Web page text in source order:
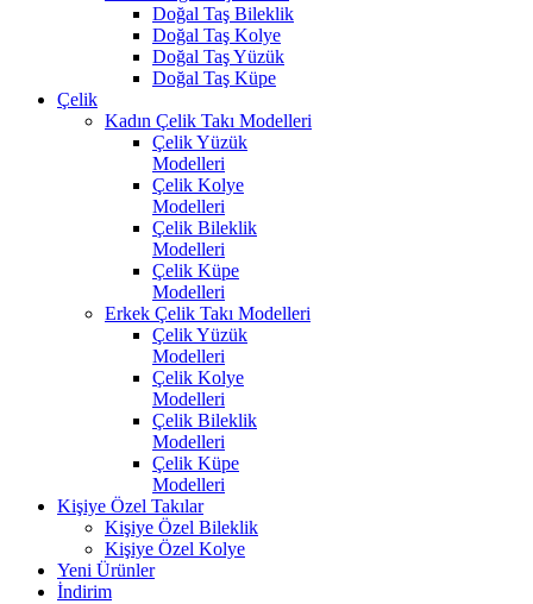
Doğal Taş Bileklik
Doğal Taş Kolye
Doğal Taş Yüzük
Doğal Taş Küpe
Çelik
Kadın Çelik Takı Modelleri
Çelik Yüzük
Modelleri
Çelik Kolye
Modelleri
Çelik Bileklik
Modelleri
Çelik Küpe
Modelleri
Erkek Çelik Takı Modelleri
Çelik Yüzük
Modelleri
Çelik Kolye
Modelleri
Çelik Bileklik
Modelleri
Çelik Küpe
Modelleri
Kişiye Özel Takılar
Kişiye Özel Bileklik
Kişiye Özel Kolye
Yeni Ürünler
İndirim